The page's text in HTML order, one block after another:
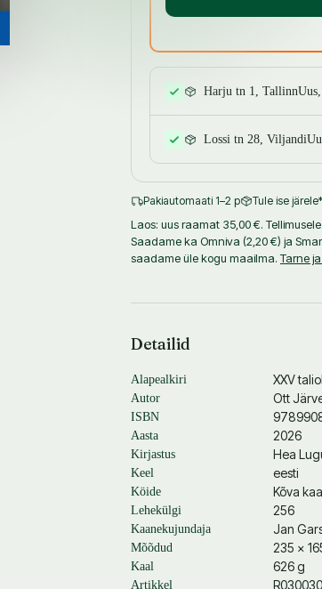
Harju tn 1, Tallinn
Lossi tn 28, Viljandi
Pakiautomaati 1–2 p Tule ise järele
Laos: uus raamat 35,00 €.
Saadame ka Omniva (2,20 €) ja
saadame üle kogu maailma. Tarne
Detailid
Alapealkiri XXV
Autor Ott
ISBN
Aasta 2026
Kirjastus Hea
Keel eesti
Köide Kõva
Lehekülgi 256
Kaanekujundaja Jan
Mõõdud 235 ×
Kaal 626 g
Artikkel